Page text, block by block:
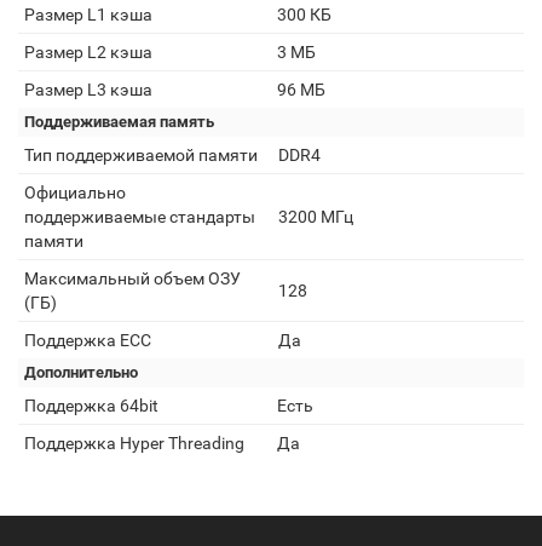
Размер L1 кэша
300 КБ
Размер L2 кэша
3 МБ
Размер L3 кэша
96 МБ
Поддерживаемая память
Тип поддерживаемой памяти
DDR4
Официально
поддерживаемые стандарты
памяти
3200 МГц
Максимальный объем ОЗУ
(ГБ)
128
Поддержка ECC Да
Дополнительно
Поддержка 64bit
Есть
Поддержка Hyper Threading
Да